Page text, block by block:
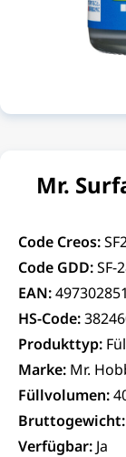
Mr.
Code Creos:
Code GDD:SF-
EAN:
HS-Code:
Produkttyp:
Marke: Mr.
Füllvolumen:
Bruttogewicht:
Verfügbar: Ja